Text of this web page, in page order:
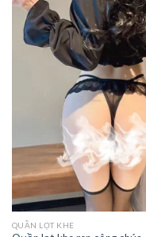
QUẦN LỌT KHE